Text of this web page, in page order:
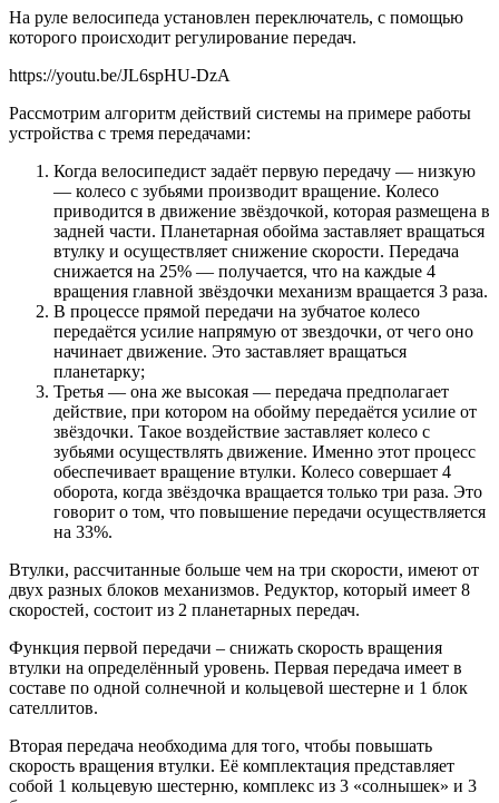
На руле велосипеда установлен переключатель, с помощью
которого происходит регулирование передач.
https://youtu.be/JL6spHU-DzA
Рассмотрим алгоритм действий системы на примере работы
устройства с тремя передачами:
Когда велосипедист задаёт первую передачу — низкую
— колесо с зубьями производит вращение. Колесо
приводится в движение звёздочкой, которая размещена в
задней части. Планетарная обойма заставляет вращаться
втулку и осуществляет снижение скорости. Передача
снижается на 25% — получается, что на каждые 4
вращения главной звёздочки механизм вращается 3 раза.
В процессе прямой передачи на зубчатое колесо
передаётся усилие напрямую от звездочки, от чего оно
начинает движение. Это заставляет вращаться
планетарку;
Третья — она же высокая — передача предполагает
действие, при котором на обойму передаётся усилие от
звёздочки. Такое воздействие заставляет колесо с
зубьями осуществлять движение. Именно этот процесс
обеспечивает вращение втулки. Колесо совершает 4
оборота, когда звёздочка вращается только три раза. Это
говорит о том, что повышение передачи осуществляется
на 33%.
Втулки, рассчитанные больше чем на три скорости, имеют от
двух разных блоков механизмов. Редуктор, который имеет 8
скоростей, состоит из 2 планетарных передач.
Функция первой передачи – снижать скорость вращения
втулки на определённый уровень. Первая передача имеет в
составе по одной солнечной и кольцевой шестерне и 1 блок
сателлитов.
Вторая передача необходима для того, чтобы повышать
скорость вращения втулки. Её комплектация представляет
собой 1 кольцевую шестерню, комплекс из 3 «солнышек» и 3